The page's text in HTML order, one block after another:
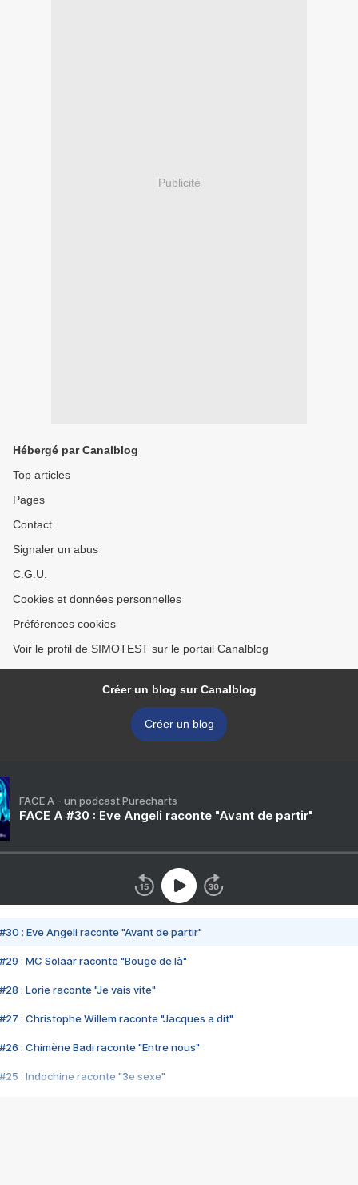
Publicité
Hébergé par Canalblog
Top articles
Pages
Contact
Signaler un abus
C.G.U.
Cookies et données personnelles
Préférences cookies
Voir le profil de SIMOTEST sur le portail Canalblog
Créer un blog sur Canalblog
Créer un blog
FACE A - un podcast Purecharts
FACE A #30 : Eve Angeli raconte "Avant de partir"
#30 : Eve Angeli raconte "Avant de partir"
#29 : MC Solaar raconte "Bouge de là"
#28 : Lorie raconte "Je vais vite"
#27 : Christophe Willem raconte "Jacques a dit"
#26 : Chimène Badi raconte "Entre nous"
#25 : Indochine raconte "3e sexe"